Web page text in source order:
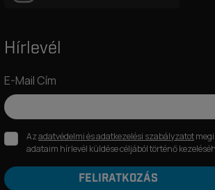
Hírlevél
E-Mail Cím
Azadatvédelmi és adatkezelési szabályzatot
adataim hírlevél küldése céljából történő
FELIRATKOZÁS